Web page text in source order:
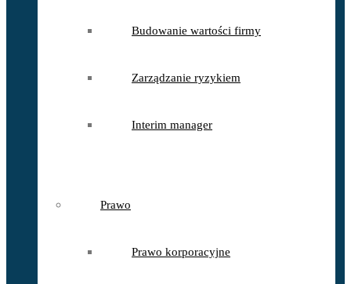
Budowanie wartości firmy
Zarządzanie ryzykiem
Interim manager
Prawo
Prawo korporacyjne